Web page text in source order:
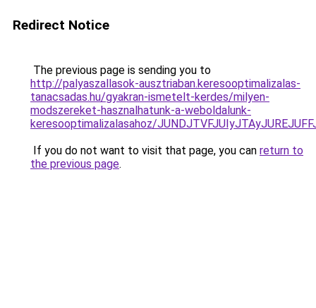
Redirect Notice
The previous page is sending you to
http://palyaszallasok-ausztriaban.keresooptimalizalas-
tanacsadas.hu/gyakran-ismetelt-kerdes/milyen-
modszereket-hasznalhatunk-a-weboldalunk-
keresooptimalizalasahoz/
If you do not want to visit that page, you can return to
the previous page.